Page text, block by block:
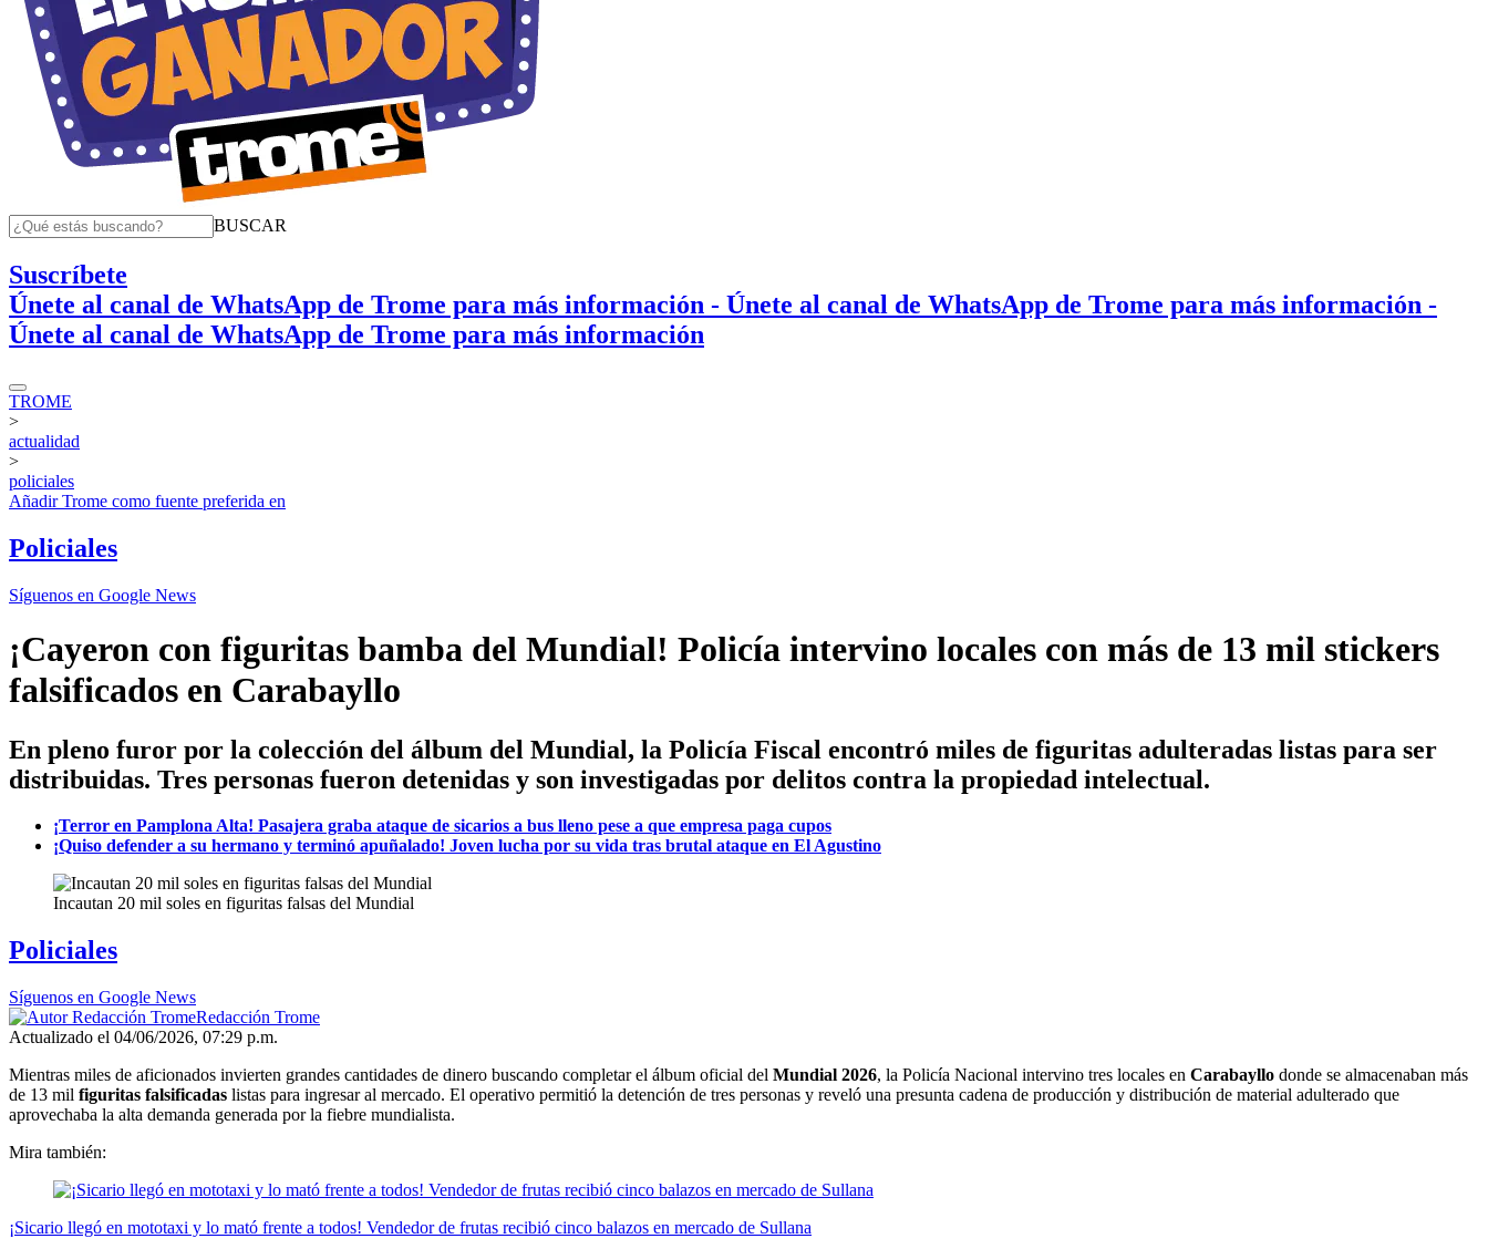
BUSCAR
Suscríbete
Únete al canal de WhatsApp de Trome para más información - Únete al canal de WhatsApp de Trome para más información -
Únete al canal de WhatsApp de Trome para más información
TROME
>
actualidad
>
policiales
AñadirTrome como fuente preferida en
Policiales
Síguenos en Google News
¡Cayeron con figuritas bamba del Mundial! Policía intervino locales con más de 13 mil stickers
falsificados en Carabayllo
En pleno furor por la colección del álbum del Mundial, la Policía Fiscal encontró miles de figuritas adulteradas listas para ser
distribuidas. Tres personas fueron detenidas y son investigadas por delitos contra la propiedad intelectual.
¡Terror en Pamplona Alta! Pasajera graba ataque de sicarios a bus lleno pese a que empresa paga cupos
¡Quiso defender a su hermano y terminó apuñalado! Joven lucha por su vida tras brutal ataque en El Agustino
Incautan 20 mil soles en figuritas falsas del Mundial
Policiales
Síguenos en Google News
Redacción Trome
Actualizado el 04/06/2026, 07:29 p.m.
Mientras miles de aficionados invierten grandes cantidades de dinero buscando completar el álbum oficial del Mundial 2026, la Policía Nacional intervino tres locales en Carabayllo donde se almacenaban más
de 13 mil figuritas falsificadas listas para ingresar al mercado. El operativo permitió la detención de tres personas y reveló una presunta cadena de producción y distribución de material adulterado que
aprovechaba la alta demanda generada por la fiebre mundialista.
Mira también:
¡Sicario llegó en mototaxi y lo mató frente a todos! Vendedor de frutas recibió cinco balazos en mercado de Sullana